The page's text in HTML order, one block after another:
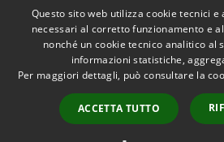
Accessibilità
Privacy
Mappa del sito
Questo sito web utilizza cookie tecnici
necessari al corretto funzionamento e
nonché un cookie tecnico analitico al
informazioni statistiche,
Per maggiori dettagli, può consultare la
ACCETTA TUTTO